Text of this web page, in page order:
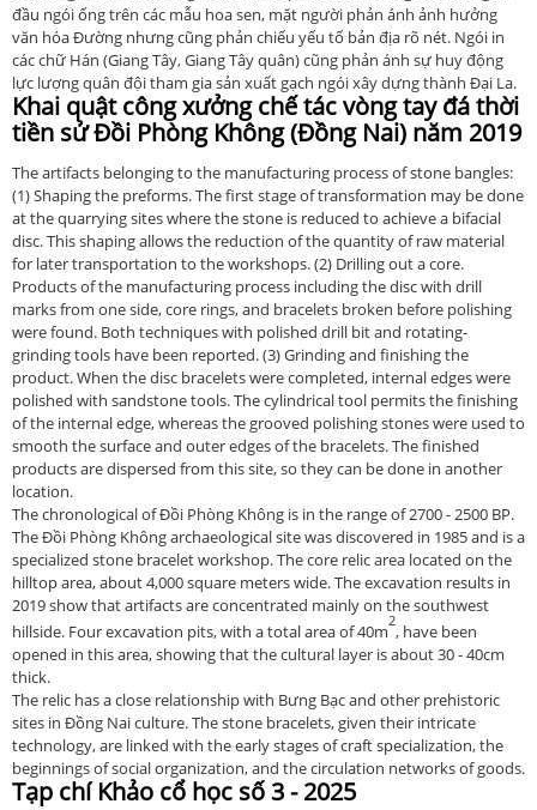
đầu ngói ống trên các mẫu hoa sen, mặt người phản ánh ảnh hưởng
văn hóa Đường nhưng cũng phản chiếu yếu tố bản địa rõ nét. Ngói in
các chữ Hán (Giang Tây, Giang Tây quân) cũng phản ánh sự huy động
lực lượng quân đội tham gia sản xuất gạch ngói xây dựng thành Đại La.
Khai quật công xưởng chế tác vòng tay đá thời
tiền sử Đồi Phòng Không (Đồng Nai) năm 2019
The artifacts belonging to the manufacturing process of stone bangles:
(1) Shaping the preforms. The first stage of transformation may be done
at the quarrying sites where the stone is reduced to achieve a bifacial
disc. This shaping allows the reduction of the quantity of raw material
for later transportation to the workshops. (2) Drilling out a core.
Products of the manufacturing process including the disc with drill
marks from one side, core rings, and bracelets broken before polishing
were found. Both techniques with polished drill bit and rotating-
grinding tools have been reported. (3) Grinding and finishing the
product. When the disc bracelets were completed, internal edges were
polished with sandstone tools. The cylindrical tool permits the finishing
of the internal edge, whereas the grooved polishing stones were used to
smooth the surface and outer edges of the bracelets. The finished
products are dispersed from this site, so they can be done in another
location.
The chronological of Đồi Phòng Không is in the range of 2700 - 2500 BP.
The Đồi Phòng Không archaeological site was discovered in 1985 and is a
specialized stone bracelet workshop. The core relic area located on the
hilltop area, about 4,000 square meters wide. The excavation results in
2019 show that artifacts are concentrated mainly on the southwest
hillside. Four excavation pits, with a total area of 40m
2
, have been
opened in this area, showing that the cultural layer is about 30 - 40cm
thick.
The relic has a close relationship with Bưng Bạc and other prehistoric
sites in Đồng Nai culture. The stone bracelets, given their intricate
technology, are linked with the early stages of craft specialization, the
beginnings of social organization, and the circulation networks of goods.
Tạp chí Khảo cổ học số 3 - 2025